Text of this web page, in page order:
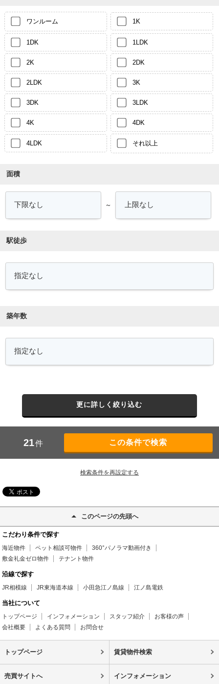
ワンルーム 1K
1DK 1LDK
2K 2DK
2LDK 3K
3DK 3LDK
4K 4DK
4LDK それ以上
面積
～
駅徒歩
築年数
更に詳しく絞り込む
21件
検索条件を再設定する
このページの先頭へ
こだわり条件で探す
海近物件 ペット相談可物件
360°パノラマ動画付き
敷金礼金ゼロ物件
テナント物件
沿線で探す
JR相模線 JR東海道本線 小田急江ノ島線 江ノ島電鉄
当社について
トップページ インフォメーション スタッフ紹介
お客様の声
会社概要
よくある質問 お問合せ
トップページ 賃貸物件検索
売買サイトへ インフォメーション